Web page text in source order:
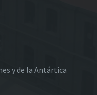
y de la Antártica